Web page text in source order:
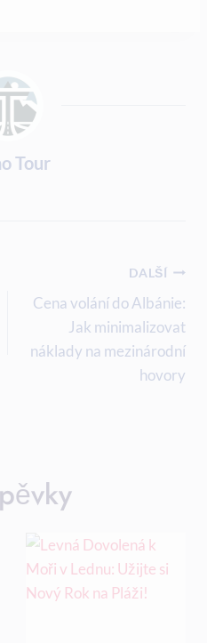
Tour
DALŠÍ
Cena volání do Albánie:
Jak minimalizovat
náklady na mezinárodní
hovory